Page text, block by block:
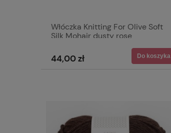
Włóczka Knitting For Olive Soft
Silk Mohair dusty rose
44,00 zł Do koszyka